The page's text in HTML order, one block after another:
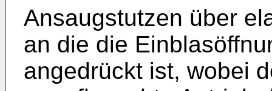
Ansaugstutzen über
an die die
angedrückt ist, wobei